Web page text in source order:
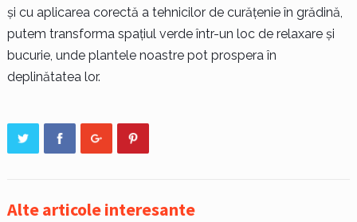
și cu aplicarea corectă a tehnicilor de curățenie în grădină,
putem transforma spațiul verde într-un loc de relaxare și
bucurie, unde plantele noastre pot prospera în
deplinătatea lor.
Alte articole interesante